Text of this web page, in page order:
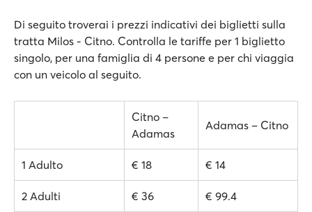
Di seguito troverai i prezzi indicativi dei biglietti sulla
tratta Milos - Citno. Controlla le tariffe per 1 biglietto
singolo, per una famiglia di 4 persone e per chi viaggia
con un veicolo al seguito.
Citno –
Adamas
Adamas – Citno
1 Adulto € 18 € 14
2 Adulti € 36 € 99.4